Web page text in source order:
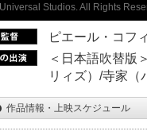
Studios. All Rights
ピエール・コフ
＜日本語吹替版
リィズ）/寺家（
作品情報・上映スケジュール